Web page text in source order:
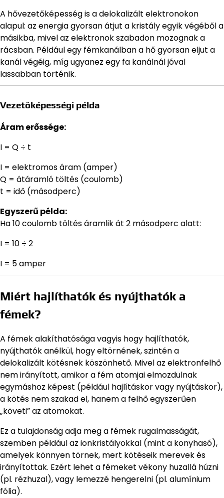
A hővezetőképesség is a delokalizált elektronokon
alapul: az energia gyorsan átjut a kristály egyik végéből a
másikba, mivel az elektronok szabadon mozognak a
rácsban. Például egy fémkanálban a hő gyorsan eljut a
kanál végéig, míg ugyanez egy fa kanálnál jóval
lassabban történik.
Vezetőképességi példa
Áram erőssége:
I = Q ÷ t
I = elektromos áram (amper)
Q = átáramló töltés (coulomb)
t = idő (másodperc)
Egyszerű példa:
Ha 10 coulomb töltés áramlik át 2 másodperc alatt:
I = 10 ÷ 2
I = 5 amper
Miért hajlíthatók és nyújthatók a
fémek?
A fémek alakíthatósága vagyis hogy hajlíthatók,
nyújthatók anélkül, hogy eltörnének, szintén a
delokalizált kötésnek köszönhető. Mivel az elektronfelhő
nem irányított, amikor a fém atomjai elmozdulnak
egymáshoz képest (például hajlításkor vagy nyújtáskor),
a kötés nem szakad el, hanem a felhő egyszerűen
„követi” az atomokat.
Ez a tulajdonság adja meg a fémek rugalmasságát,
szemben például az ionkristályokkal (mint a konyhasó),
amelyek könnyen törnek, mert kötéseik merevek és
irányítottak. Ezért lehet a fémeket vékony huzallá húzni
(pl. rézhuzal), vagy lemezzé hengerelni (pl. alumínium
fólia).